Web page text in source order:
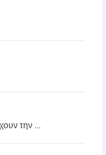
την ...